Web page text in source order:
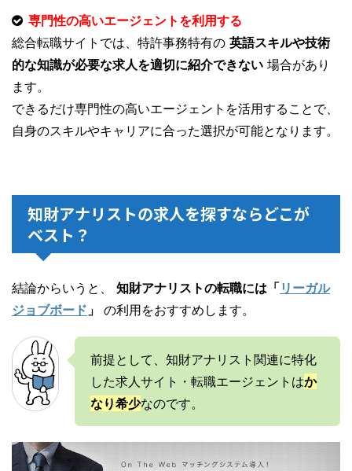
専門性の高いエージェントを利用する
総合転職サイトでは、特許事務特有の 英語スキルや技術
的な知識が必要な求人を適切に紹介できない 場合があり
ます。
できるだけ専門性の高いエージェントを活用することで、
自身のスキルやキャリアに合った選択が可能となります。
知財アナリストの求人を探すならどこが
ベスト？
結論からいうと、 知財アナリストの転職には「 リーガル
ジョブボード 」 の利用をおすすめします。
前提として、知財アナリスト関連に特化
した求人サイト・転職エージェントはか
なり希少なのです。